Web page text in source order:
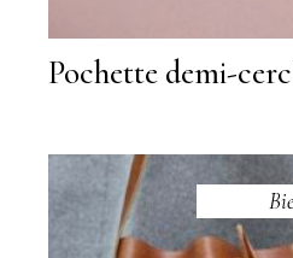
Pochette demi-